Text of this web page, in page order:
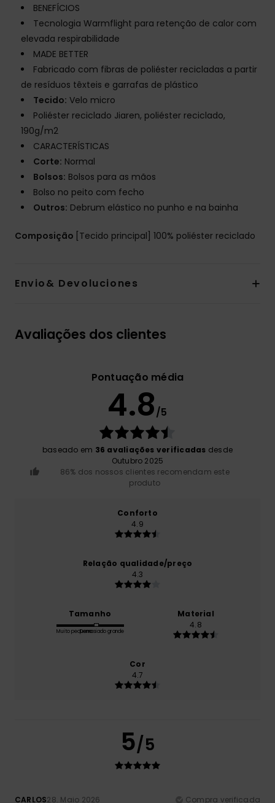
BENEFÍCIOS
Tecnologia Warmflight para retenção de calor com
elevada respirabilidade
MADE BETTER
Fabricado com fibras de poliéster recicladas a partir
de resíduos têxteis e garrafas de plástico
Tecido: Velo micro
Poliéster reciclado Jiaren, poliéster reciclado,
190g/m2
CARACTERÍSTICAS
Corte: Normal
Bolsos: Bolsos para as mãos
Bolso no peito com fecho
Outros: Debrum elástico no punho e na bainha
Composição [Tecido principal] 100% poliéster reciclado
Envio& Devoluciones
Avaliações dos clientes
Pontuação média
4.8/5
baseado em 36 avaliações verificadas desde
Outubro 2025
86% dos nossos clientes recomendam este
produto
Conforto
4.9
Relação qualidade/preço
4.3
Tamanho
Muito pequenoDemasiado grande
Material
4.8
Cor
4.7
5/5
CARLOS28. Maio 2026
Compra verificada